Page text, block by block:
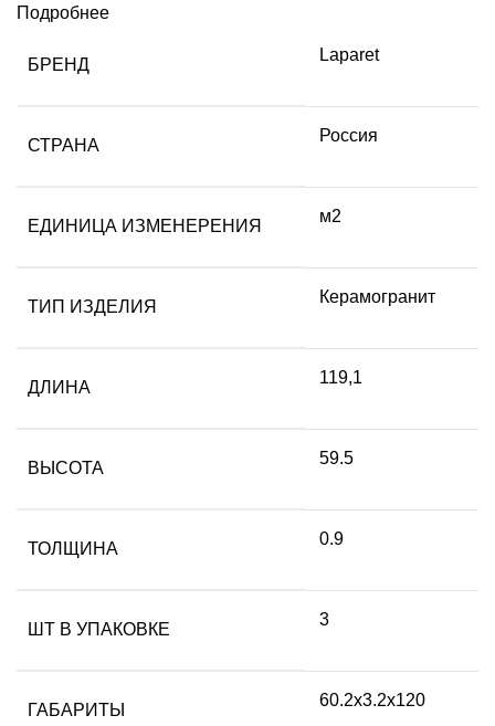
Подробнее
БРЕНД
Laparet
СТРАНА
Россия
ЕДИНИЦА ИЗМЕНЕРЕНИЯ
м2
ТИП ИЗДЕЛИЯ
Керамогранит
ДЛИНА
119,1
ВЫСОТА
59.5
ТОЛЩИНА
0.9
ШТ В УПАКОВКЕ
3
ГАБАРИТЫ
60.2х3.2х120